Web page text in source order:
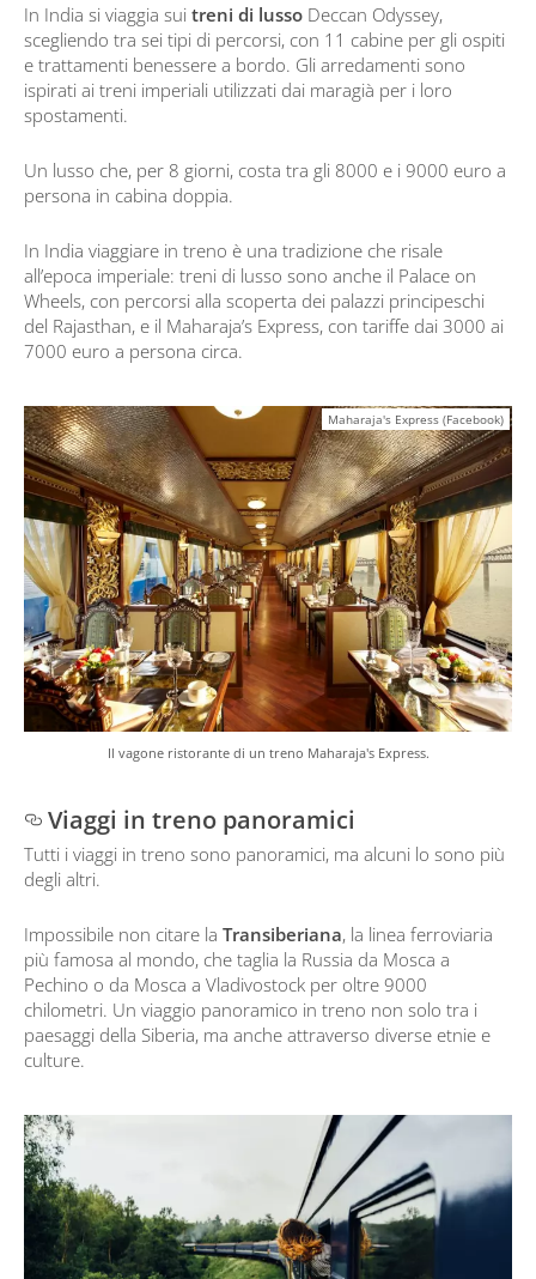
In India si viaggia sui treni di lusso Deccan Odyssey,
scegliendo tra sei tipi di percorsi, con 11 cabine per gli ospiti
e trattamenti benessere a bordo. Gli arredamenti sono
ispirati ai treni imperiali utilizzati dai maragià per i loro
spostamenti.
Un lusso che, per 8 giorni, costa tra gli 8000 e i 9000 euro a
persona in cabina doppia.
In India viaggiare in treno è una tradizione che risale
all’epoca imperiale: treni di lusso sono anche il Palace on
Wheels, con percorsi alla scoperta dei palazzi principeschi
del Rajasthan, e il Maharaja’s Express, con tariffe dai 3000 ai
7000 euro a persona circa.
Maharaja's Express (Facebook)
Il vagone ristorante di un treno Maharaja's Express.
Viaggi in treno panoramici
Tutti i viaggi in treno sono panoramici, ma alcuni lo sono più
degli altri.
Impossibile non citare la Transiberiana, la linea ferroviaria
più famosa al mondo, che taglia la Russia da Mosca a
Pechino o da Mosca a Vladivostock per oltre 9000
chilometri. Un viaggio panoramico in treno non solo tra i
paesaggi della Siberia, ma anche attraverso diverse etnie e
culture.